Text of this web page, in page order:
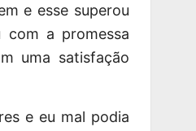
e esse superou
a promessa
uma satisfação
e eu mal podia